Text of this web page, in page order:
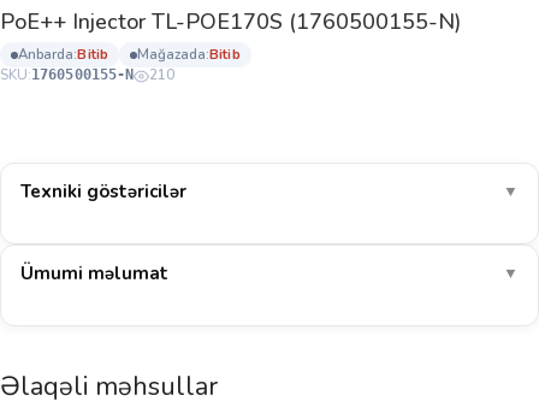
PoE++ Injector TL-POE170S (1760500155-N)
anbarda: bi̇ti̇b mağazada: bi̇ti̇b
SKU:1760500155-N 210
Texniki göstəricilər ▼
Ümumi məlumat ▼
Əlaqəli məhsullar